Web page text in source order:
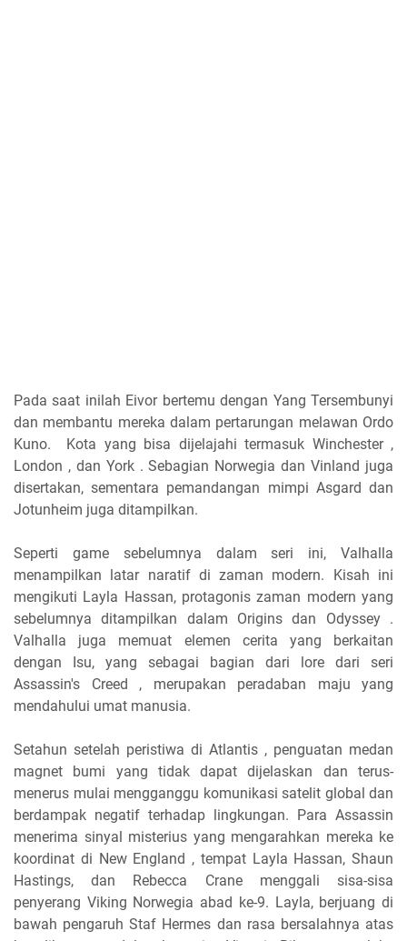
Pada saat inilah Eivor bertemu dengan Yang Tersembunyi
dan membantu mereka dalam pertarungan melawan Ordo
Kuno. Kota yang bisa dijelajahi termasuk Winchester ,
London , dan York . Sebagian Norwegia dan Vinland juga
disertakan, sementara pemandangan mimpi Asgard dan
Jotunheim juga ditampilkan.
Seperti game sebelumnya dalam seri ini, Valhalla
menampilkan latar naratif di zaman modern. Kisah ini
mengikuti Layla Hassan, protagonis zaman modern yang
sebelumnya ditampilkan dalam Origins dan Odyssey .
Valhalla juga memuat elemen cerita yang berkaitan
dengan Isu, yang sebagai bagian dari lore dari seri
Assassin's Creed , merupakan peradaban maju yang
mendahului umat manusia.
Setahun setelah peristiwa di Atlantis , penguatan medan
magnet bumi yang tidak dapat dijelaskan dan terus-
menerus mulai mengganggu komunikasi satelit global dan
berdampak negatif terhadap lingkungan. Para Assassin
menerima sinyal misterius yang mengarahkan mereka ke
koordinat di New England , tempat Layla Hassan, Shaun
Hastings, dan Rebecca Crane menggali sisa-sisa
penyerang Viking Norwegia abad ke-9. Layla, berjuang di
bawah pengaruh Staf Hermes dan rasa bersalahnya atas